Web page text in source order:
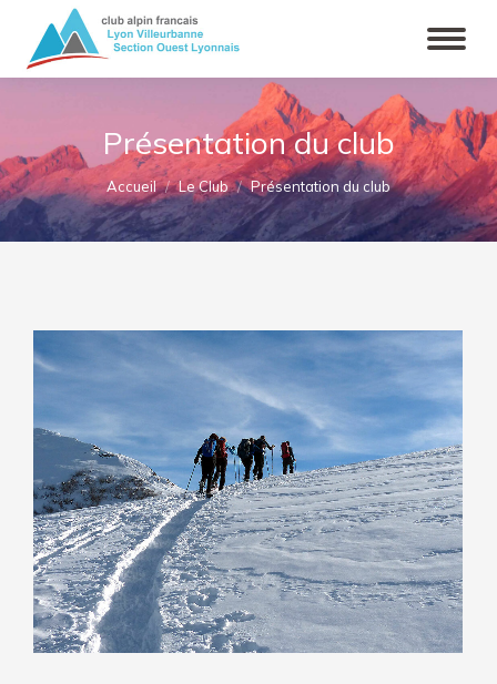
Présentation du club
Vous êtes ici :
Accueil Le Club Présentation du club